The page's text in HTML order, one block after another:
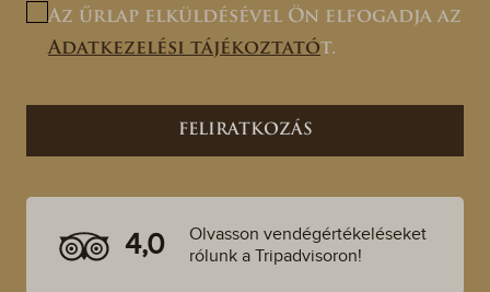
Az űrlap elküldésével Ön elfogadja az
Adatkezelési tájékoztatót.
4,0
Olvasson vendégértékeléseket
rólunk a Tripadvisoron!